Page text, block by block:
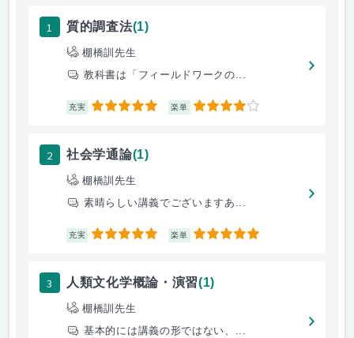
1 質的調査法(1)
棚橋訓先生
教科書は「フィールドワークの...
充実 5 楽単 4
2 社会学通論(1)
棚橋訓先生
素晴らしい講義でございますあ...
充実 5 楽単 5
3 人類文化学概論・演習(1)
棚橋訓先生
基本的には講義の形ではない、...